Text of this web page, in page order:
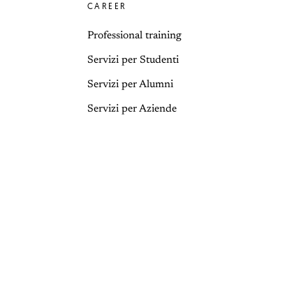
CAREER
Professional training
Servizi per Studenti
Servizi per Alumni
Servizi per Aziende